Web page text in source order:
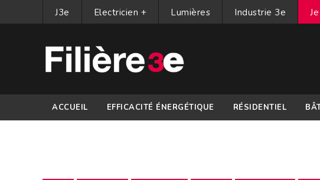
J3e Electricien + Lumières Industrie 3e
ACCUEIL EFFICACITÉ ÉNERGÉTIQUE RÉSIDENTIEL